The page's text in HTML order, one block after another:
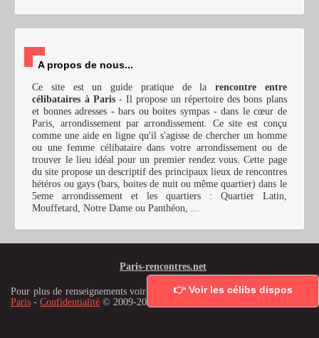
A propos de nous...
Ce site est un guide pratique de la rencontre entre
célibataires à Paris- Il propose un répertoire des bons plans
et bonnes adresses - bars ou boites sympas - dans le cœur de
Paris, arrondissement par arrondissement. Ce site est conçu
comme une aide en ligne qu'il s'agisse de chercher un homme
ou une femme célibataire dans votre arrondissement ou de
trouver le lieu idéal pour un premier rendez vous. Cette page
du site propose un descriptif des principaux lieux de rencontres
hétéros ou gays (bars, boites de nuit ou même quartier) dans le
5eme arrondissement et les quartiers : Quartier Latin,
Mouffetard, Notre Dame ou Panthéon, ...
👉 Voir les célibs dispos
Paris-rencontres.net
Pour plus de renseignements voir les mentions légales :Site de rencontre à
Paris - Confidentialité © 2009-2025 Paris-rencontres.net